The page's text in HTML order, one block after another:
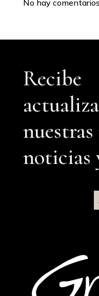
No hay
Recibe
noticias